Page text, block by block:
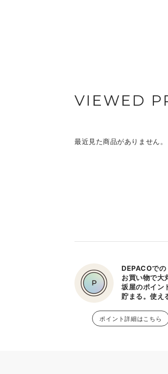
VIEWED
最近見た商品がありません。
DEPACOでの
お買い物で大
坂屋のポイン
貯まる。使え
ポイント詳細はこちら